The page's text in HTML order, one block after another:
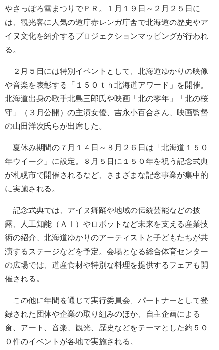
やさっぽろ雪まつりでＰＲ。１月１９日～２月２５日に
は、観光客に人気の道庁赤レンガ庁舎で北海道の歴史やア
イヌ文化を紹介するプロジェクションマッピングが行われ
る。
２月５日には特別イベントとして、北海道ゆかりの映像
や音楽を表彰する「１５０ｔｈ北海道アワード」を開催。
北海道出身の歌手北島三郎氏や映画「北の零年」「北の桜
守」（３月公開）の主演女優、吉永小百合さん、映画監督
の山田洋次氏らが出席した。
夏休み期間の７月１４日～８月２６日は「北海道１５０
年ウイーク」に設定。８月５日に１５０年を祝う記念式典
が札幌市で開催されるなど、さまざまな記念事業が集中的
に実施される。
記念式典では、アイヌ舞踊や地域の伝統芸能などの披
露、人工知能（ＡＩ）やロボットなど未来を支える産業技
術の紹介、北海道ゆかりのアーティストと子どもたちが共
演するステージなどを予定。会場となる総合体育センター
の広場では、道産食材や特別な料理を提供するフェアも開
催される。
この他に年間を通じて実行委員会、パートナーとして登
録された団体や企業の取り組みのほか、自主企画による
食、アート、音楽、観光、歴史などをテーマとした約５０
０件のイベントが各地で実施される。